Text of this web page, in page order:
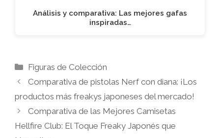
Análisis y comparativa: Las mejores gafas
inspiradas…
Categorías
Figuras de Colección
Comparativa de pistolas Nerf con diana: ¡Los
productos más freakys japoneses del mercado!
Comparativa de las Mejores Camisetas
Hellfire Club: El Toque Freaky Japonés que